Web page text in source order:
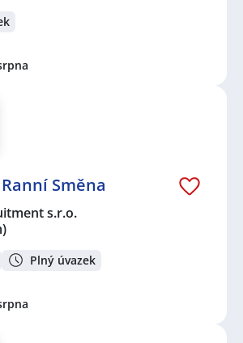
Směna
s.r.o.
Plný úvazek